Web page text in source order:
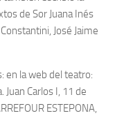
de Sor Juana Inés
José Jaime
en la web del teatro:
Juan Carlos I, 11 de
ESTEPONA,